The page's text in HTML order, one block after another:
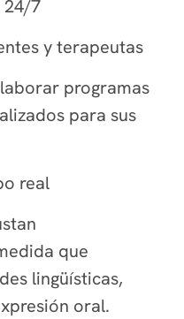
24/7
y terapeutas
programas
para sus
real
que
lingüísticas,
oral.